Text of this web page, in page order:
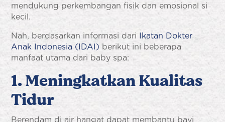
mendukung perkembangan fisik dan emosional si
kecil.
Nah, berdasarkan informasi dari Ikatan Dokter
Anak Indonesia (IDAI) berikut ini beberapa
manfaat utama dari baby spa:
1. Meningkatkan Kualitas
Tidur
Berendam di air hangat dapat membantu bayi